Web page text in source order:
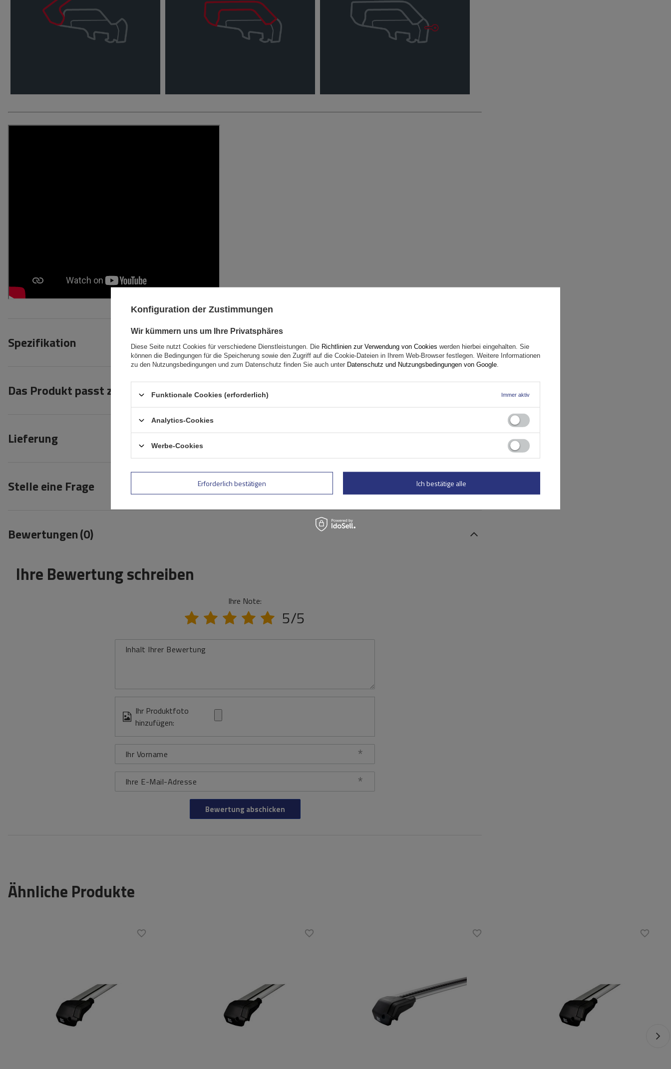
Spezifikation
Das Produkt passt zu Autos
Lieferung
Stelle eine Frage
Bewertungen(0)
Ihre Bewertung schreiben
Ihre Note:
5/5
Inhalt Ihrer Bewertung
Ihr Produktfoto
hinzufügen:
Ihr Vorname
Ihre E-Mail-Adresse
Bewertung abschicken
Ähnliche Produkte
Konfiguration der Zustimmungen
Wir kümmern uns um Ihre Privatsphäres
Diese Seite nutzt Cookies für verschiedene Dienstleistungen. Die Richtlinien zur Verwendung von Cookies werden hierbei eingehalten. Sie
können die Bedingungen für die Speicherung sowie den Zugriff auf die Cookie-Dateien in Ihrem Web-Browser festlegen. Weitere Informationen
zu den Nutzungsbedingungen und zum Datenschutz finden Sie auch unter Datenschutz und Nutzungsbedingungen von Google
Funktionale Cookies (erforderlich) Immer aktiv
Analytics-Cookies
Werbe-Cookies
Erforderlich bestätigen Ich bestätige alle